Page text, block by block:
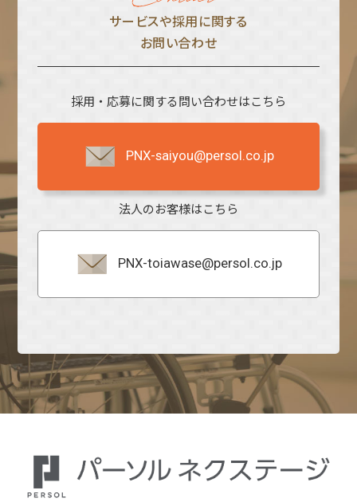
サービスや採⽤に関する
お問い合わせ
採用・応募に関する問い合わせはこちら
PNX-saiyou@persol.co.jp
法人のお客様はこちら
PNX-toiawase@persol.co.jp